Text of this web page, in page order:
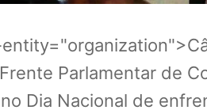
Parlamentar de
Dia Nacional de